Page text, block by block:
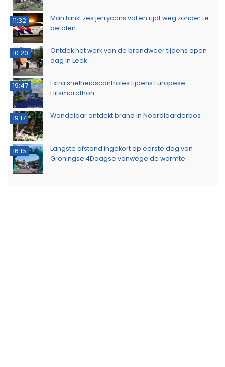
11:32
Man tankt zes jerrycans vol en rijdt weg zonder te
betalen
10:20
Ontdek het werk van de brandweer tijdens open
dag in Leek
19:47
Extra snelheidscontroles tijdens Europese
Flitsmarathon
19:17 Wandelaar ontdekt brand in Noordlaarderbos
16:15
Langste afstand ingekort op eerste dag van
Groningse 4Daagse vanwege de warmte